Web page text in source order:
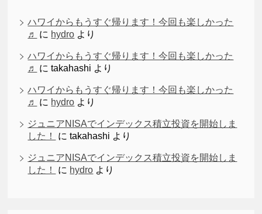
ハワイからもうすぐ帰ります！今回も楽しかった
♬
に hydro より
ハワイからもうすぐ帰ります！今回も楽しかった
♬
にtakahashi より
ハワイからもうすぐ帰ります！今回も楽しかった
♬
に hydro より
ジュニアNISAでインデックス積立投資を開始しま
した！
にtakahashi より
ジュニアNISAでインデックス積立投資を開始しま
した！
に hydro より